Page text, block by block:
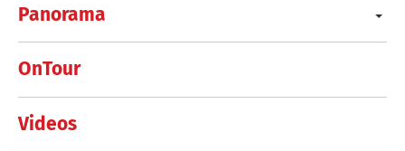
Panorama
OnTour
Videos